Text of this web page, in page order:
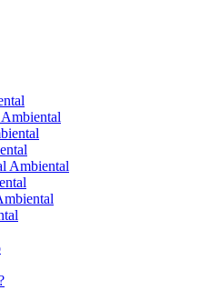
Ambiental